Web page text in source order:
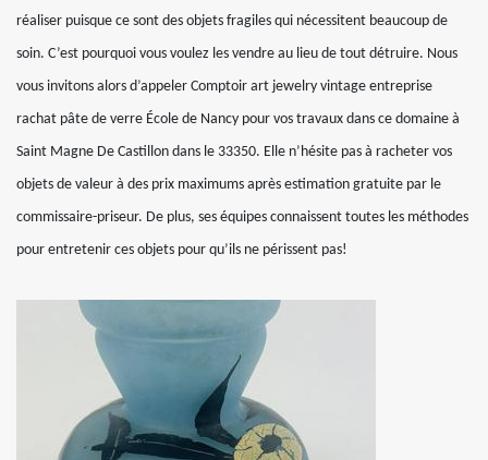
réaliser puisque ce sont des objets fragiles qui nécessitent beaucoup de
soin. C’est pourquoi vous voulez les vendre au lieu de tout détruire. Nous
vous invitons alors d’appeler Comptoir art jewelry vintage entreprise
rachat pâte de verre École de Nancy pour vos travaux dans ce domaine à
Saint Magne De Castillon dans le 33350. Elle n’hésite pas à racheter vos
objets de valeur à des prix maximums après estimation gratuite par le
commissaire-priseur. De plus, ses équipes connaissent toutes les méthodes
pour entretenir ces objets pour qu’ils ne périssent pas!